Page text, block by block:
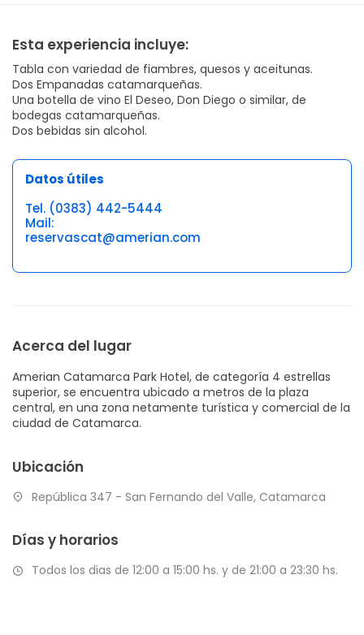
Esta experiencia incluye:
Tabla con variedad de fiambres, quesos y aceitunas.
Dos Empanadas catamarqueñas.
Una botella de vino El Deseo, Don Diego o similar, de
bodegas catamarqueñas.
Dos bebidas sin alcohol.
Datos útiles
Tel. (0383) 442-5444
Mail:
reservascat@amerian.com
Acerca del lugar
Amerian Catamarca Park Hotel, de categoría 4 estrellas
superior, se encuentra ubicado a metros de la plaza
central, en una zona netamente turística y comercial de la
ciudad de Catamarca.
Ubicación
República 347 - San Fernando del Valle, Catamarca
Días y horarios
Todos los dias de 12:00 a 15:00 hs. y de 21:00 a 23:30 hs.